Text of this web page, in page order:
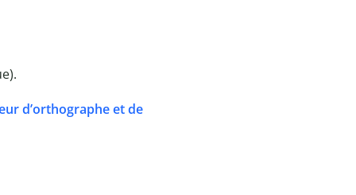
d’orthographe et de